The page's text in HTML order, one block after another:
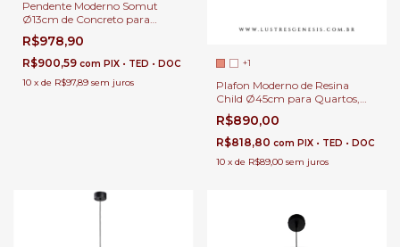
Pendente Moderno Somut
Ø13cm de Concreto para
Cabeceira de Cama, Balcão de
Cozinha, Quartos, Lavabo e
Área Gourmet
R$978,90
R$900,59 com PIX • TED • DOC
10 x de R$97,89 sem juros
+1
Plafon Moderno de Resina
Child Ø45cm para Quartos,
Hall, Corredor, Escritório e Área
Gourmet
R$890,00
R$818,80 com PIX • TED • DOC
10 x de R$89,00 sem juros